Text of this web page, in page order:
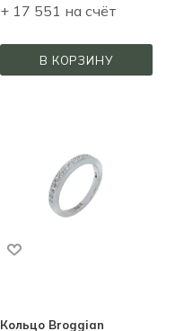
+ 17 551 на счёт
В КОРЗИНУ
Кольцо Broggian